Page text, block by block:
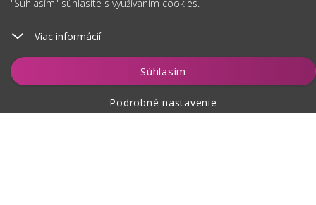
"Súhlasím" súhlasíte s využívaním cookies.
Viac informácií
Súhlasím
Podrobné nastavenie
Vložiť do košíka